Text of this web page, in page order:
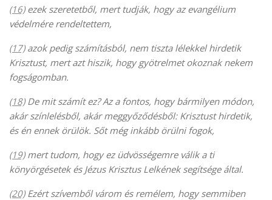
(16)ezek szeretetből, mert tudják, hogy az evangélium
védelmére rendeltettem,
(17)azok pedig számításból, nem tiszta lélekkel hirdetik
Krisztust, mert azt hiszik, hogy gyötrelmet okoznak nekem
fogságomban.
(18)De mit számít ez? Az a fontos, hogy bármilyen módon,
akár színlelésből, akár meggyőződésből: Krisztust hirdetik,
és én ennek örülök. Sőt még inkább örülni fogok,
(19)mert tudom, hogy ez üdvösségemre válik a ti
könyörgésetek és Jézus Krisztus Lelkének segítsége által.
(20)Ezért szívemből várom és remélem, hogy semmiben